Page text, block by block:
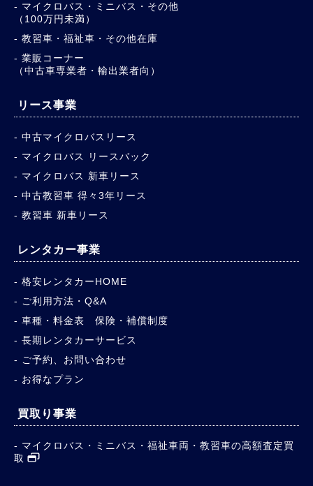
マイクロバス・ミニバス・その他
（100万円未満）
教習車・福祉車・その他在庫
業販コーナー
（中古車専業者・輸出業者向）
リース事業
中古マイクロバスリース
マイクロバス リースバック
マイクロバス 新車リース
中古教習車 得々3年リース
教習車 新車リース
レンタカー事業
格安レンタカーHOME
ご利用方法・Q&A
車種・料金表 保険・補償制度
長期レンタカーサービス
ご予約、お問い合わせ
お得なプラン
買取り事業
マイクロバス・ミニバス・福祉車両・教習車の高額査定買
取